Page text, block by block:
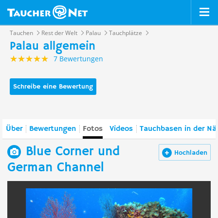
Tauchen Rest der Welt Palau Tauchplätze
Palau allgemein
7 Bewertungen
Schreibe eine Bewertung
Über Bewertungen Fotos Videos Tauchbasen in der
Hochladen
Blue Corner und
German Channel